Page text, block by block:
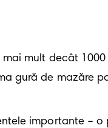
mult decât
gură de mazăre
importante –